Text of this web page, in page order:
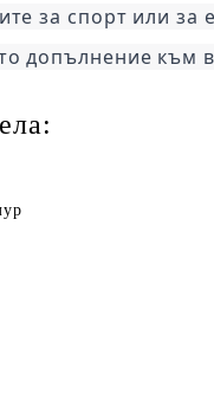
за спорт или за
допълнение към